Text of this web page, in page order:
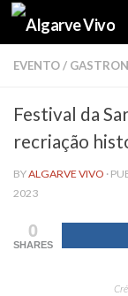
Skip to content
EVENTO/
Festival da
recriação
BYALGARVE VIVO ·
2023
0
SHARES